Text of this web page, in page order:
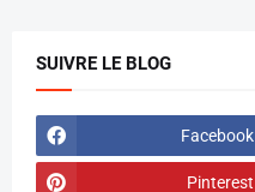
SUIVRE LE BLOG
Facebook
Pinterest